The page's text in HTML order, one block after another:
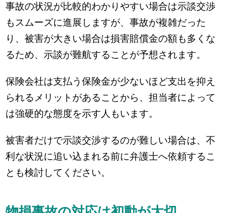
事故の状況が比較的わかりやすい場合は示談交渉
もスムーズに進展しますが、事故が複雑だった
り、被害が大きい場合は損害賠償金の額も多くな
るため、示談が難航することが予想されます。
保険会社は支払う保険金が少ないほど支出を抑え
られるメリットがあることから、担当者によって
は強硬的な態度を示す人もいます。
被害者だけで示談交渉するのが難しい場合は、不
利な状況に追い込まれる前に弁護士へ依頼するこ
とも検討してください。